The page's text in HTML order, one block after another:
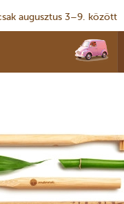
augusztus 3–9. között